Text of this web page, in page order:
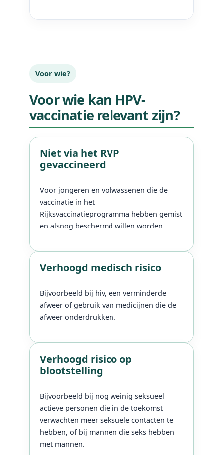
Voor wie?
Voor wie kan HPV-
vaccinatie relevant zijn?
Niet via het RVP
gevaccineerd
Voor jongeren en volwassenen die de
vaccinatie in het
Rijksvaccinatieprogramma hebben gemist
en alsnog beschermd willen worden.
Verhoogd medisch risico
Bijvoorbeeld bij hiv, een verminderde
afweer of gebruik van medicijnen die de
afweer onderdrukken.
Verhoogd risico op
blootstelling
Bijvoorbeeld bij nog weinig seksueel
actieve personen die in de toekomst
verwachten meer seksuele contacten te
hebben, of bij mannen die seks hebben
met mannen.